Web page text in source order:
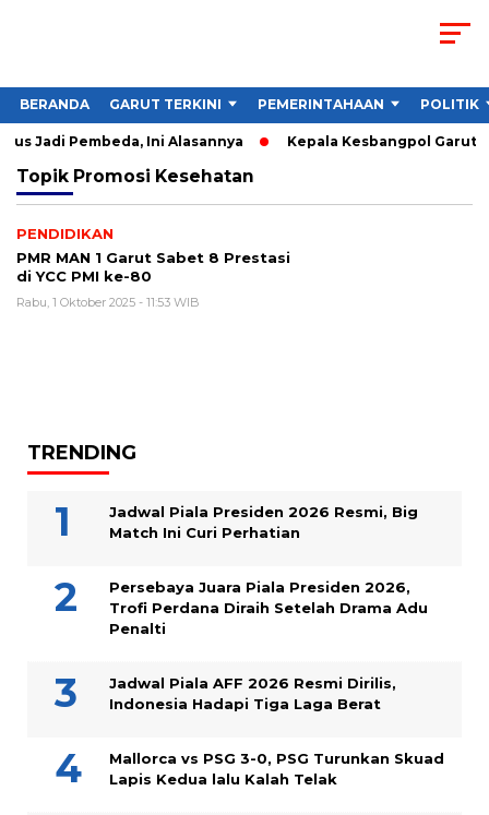
BERANDA GARUT TERKINI PEMERINTAHAAN POLITIK
Jadi Pembeda, Ini Alasannya Kepala Kesbangpol Garut
Topik Promosi Kesehatan
PENDIDIKAN
PMR MAN 1 Garut Sabet 8 Prestasi
di YCC PMI ke-80
Rabu, 1 Oktober 2025 - 11:53 WIB
TRENDING
Jadwal Piala Presiden 2026 Resmi, Big
Match Ini Curi Perhatian
Persebaya Juara Piala Presiden 2026,
Trofi Perdana Diraih Setelah Drama Adu
Penalti
Jadwal Piala AFF 2026 Resmi Dirilis,
Indonesia Hadapi Tiga Laga Berat
Mallorca vs PSG 3-0, PSG Turunkan Skuad
Lapis Kedua lalu Kalah Telak